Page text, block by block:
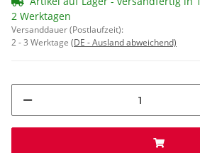
2 Werktagen
Versanddauer (Postlaufzeit):
2 - 3 Werktage (DE - Ausland abweichend)